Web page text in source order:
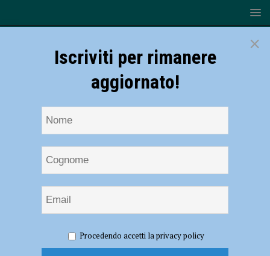
progetto ospedale nuovo, inutili le polemiche sull’hub di terapia
intensiva”
×
Iscriviti per rimanere
aggiornato!
Procedendo accetti la privacy policy